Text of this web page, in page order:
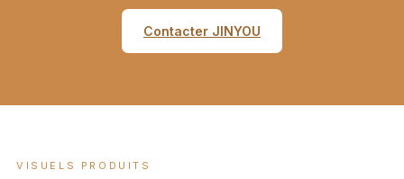
Contacter JINYOU
VISUELS PRODUITS